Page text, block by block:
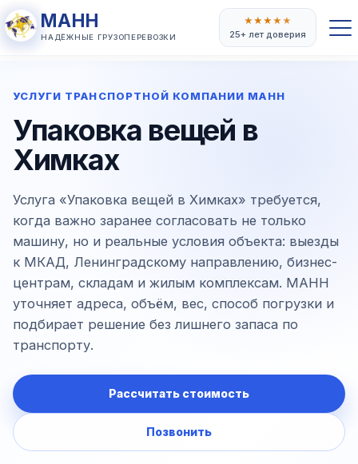
МАНН
НАДЁЖНЫЕ ГРУЗОПЕРЕВОЗКИ
★★★★★
25+ лет доверия
УСЛУГИ ТРАНСПОРТНОЙ КОМПАНИИ МАНН
Упаковка вещей в
Химках
Услуга «Упаковка вещей в Химках» требуется,
когда важно заранее согласовать не только
машину, но и реальные условия объекта: выезды
к МКАД, Ленинградскому направлению, бизнес-
центрам, складам и жилым комплексам. МАНН
уточняет адреса, объём, вес, способ погрузки и
подбирает решение без лишнего запаса по
транспорту.
Рассчитать стоимость
Позвонить